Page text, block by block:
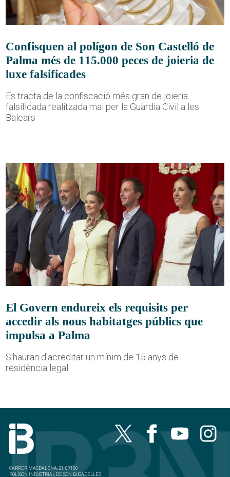
Confisquen al polígon de Son Castelló de
Palma més de 115.000 peces de joieria de
luxe falsificades
Es tracta de la confiscació més gran de joieria
falsificada realitzada mai per la Guàrdia Civil a les
Balears
El Govern endureix els requisits per
accedir als nous habitatges públics que
impulsa a Palma
S'hauran d'acreditar un mínim de 15 anys de
residència legal
CARRER MAGDALENA, 21, 07180
POLÍGON INDUSTRIAL DE SON BUGADELLES